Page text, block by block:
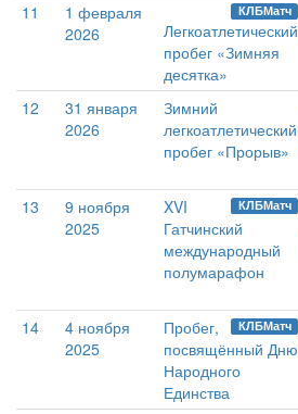
11
1 февраля
2026
КЛБМатч
Легкоатлетический
пробег «Зимняя
десятка»
12
31 января
2026
Зимний
легкоатлетический
пробег «Прорыв»
13
9 ноября
2025
КЛБМатч
XVI
Гатчинский
международный
полумарафон
14
4 ноября
2025
КЛБМатч
Пробег,
посвящённый Дню
Народного
Единства